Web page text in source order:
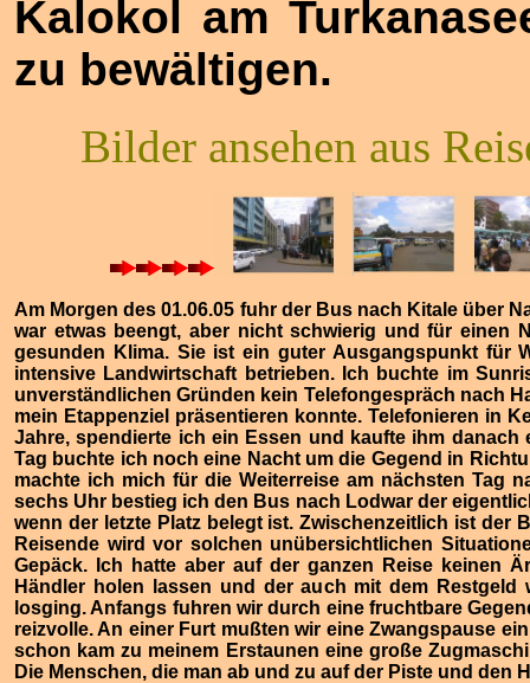
Kalokol am
zu bewältigen.
Bilder ansehen aus
Am Morgen des 01.06.05 fuhr der Bus nach Kitale über
war etwas beengt, aber nicht schwierig und für einen
gesunden Klima. Sie ist ein guter Ausgangspunkt für
intensive Landwirtschaft betrieben. Ich buchte im
unverständlichen Gründen kein Telefongespräch nach
mein Etappenziel präsentieren konnte. Telefonieren in
Jahre, spendierte ich ein Essen und kaufte ihm
Tag buchte ich noch eine Nacht um die Gegend in
machte ich mich für die Weiterreise am nächsten Tag
sechs Uhr bestieg ich den Bus nach Lodwar der
wenn der letzte Platz belegt ist. Zwischenzeitlich ist der
Reisende wird vor solchen unübersichtlichen
Gepäck. Ich hatte aber auf der ganzen Reise keinen
Händler holen lassen und der auch mit dem
losging. Anfangs fuhren wir durch eine fruchtbare
reizvolle. An einer Furt mußten wir eine Zwangspause
schon kam zu meinem Erstaunen eine große
Die Menschen, die man ab und zu auf der Piste und